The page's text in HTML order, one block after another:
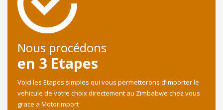
Nous procédons
en 3 Etapes
Voici les Etapes simples qui vous permetterons d’importer le
vehicule de votre choix directement au Zimbabwe chez vous
grace a Motorimport